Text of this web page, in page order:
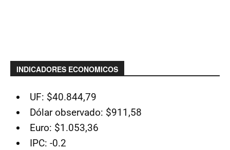
INDICADORES ECONOMICOS
UF: $40.844,79
Dólar observado: $911,58
Euro: $1.053,36
IPC: -0.2